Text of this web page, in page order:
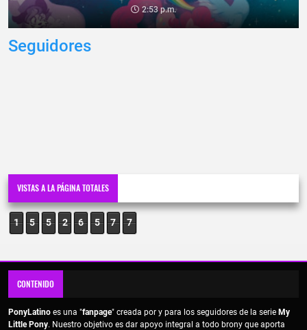
2:53 p.m.
Seguidores
VISTAS A LA PÁGINA TOTALES
1 5 5 2 6 5 7 7
CONTENIDO
PonyLatino es una "fanpage" creada por y para los seguidores de la serie My
Little Pony. Nuestro objetivo es dar apoyo integral a todo brony que aporta